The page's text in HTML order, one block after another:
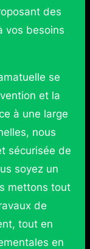
des
vos besoins
se
et la
à une large
nous
sécurisée de
soyez un
mettons tout
de
tout en
en